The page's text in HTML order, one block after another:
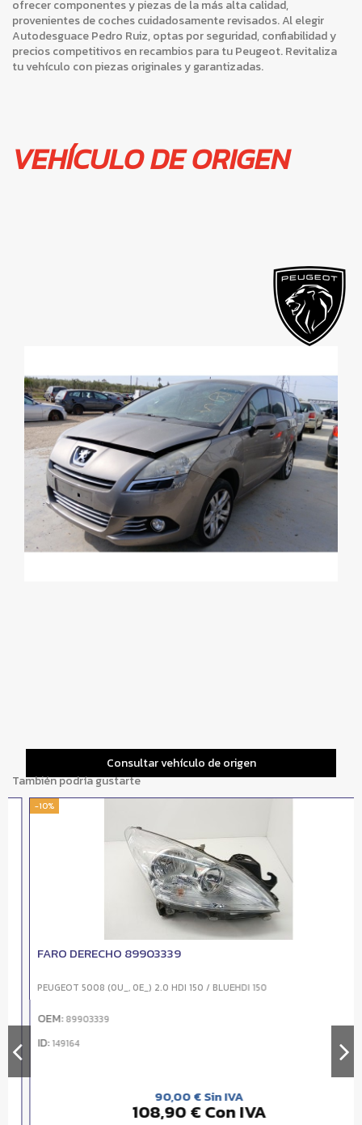
ofrecer componentes y piezas de la más alta calidad,
provenientes de coches cuidadosamente revisados. Al elegir
Autodesguace Pedro Ruiz, optas por seguridad, confiabilidad y
precios competitivos en recambios para tu Peugeot. Revitaliza
tu vehículo con piezas originales y garantizadas.
VEHÍCULO DE ORIGEN
Consultar vehículo de origen
También podría gustarte
-10%
FARO DERECHO 89903339
PEUGEOT 5008 (0U_, 0E_) 2.0 HDI 150 / BLUEHDI 150
OEM:89903339
ID: 149164
90,00 € Sin IVA
108,90 € Con IVA